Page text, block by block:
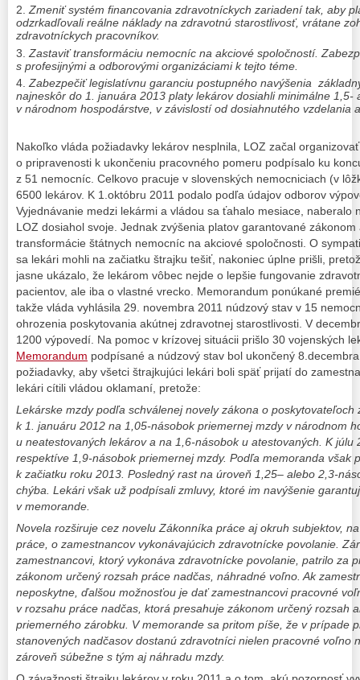
Zmeniť systém financovania zdravotníckych zariadení tak, aby
odzrkadľovali reálne náklady na zdravotnú starostlivosť, vrátane
zdravotníckych pracovníkov.
Zastaviť transformáciu nemocníc na akciové spoločností.
s profesijnými a odborovými organizáciami k tejto téme.
Zabezpečiť legislatívnu garanciu postupného navýšenia
najneskôr do 1. januára 2013 platy lekárov dosiahli minimálne 1,5-
v národnom hospodárstve, v závislostí od dosiahnutého vzdelania
Nakoľko vláda požiadavky lekárov nesplnila, LOZ začal
o pripravenosti k ukončeniu pracovného pomeru podpísalo ku
z 51 nemocníc. Celkovo pracuje v slovenských nemocniciach (v
6500 lekárov. K 1.októbru 2011 podalo podľa údajov odborov
Vyjednávanie medzi lekármi a vládou sa ťahalo mesiace, naberalo
LOZ dosiahol svoje. Jednak zvýšenia platov garantované
transformácie štátnych nemocníc na akciové spoločnosti. O
sa lekári mohli na začiatku štrajku tešiť, nakoniec úplne prišli,
jasne ukázalo, že lekárom vôbec nejde o lepšie fungovanie
pacientov, ale iba o vlastné vrecko. Memorandum ponúkané
takže vláda vyhlásila 29. novembra 2011 núdzový stav v 15
ohrozenia poskytovania akútnej zdravotnej starostlivosti. V
1200 výpovedí. Na pomoc v krízovej situácii prišlo 30 vojenských
Memorandum podpísané a núdzový stav bol ukončený
požiadavky, aby všetci štrajkujúci lekári boli späť prijatí do
lekári cítili vládou oklamaní, pretože:
Lekárske mzdy podľa schválenej novely zákona o poskytovateľoch
k 1. januáru 2012 na 1,05-násobok priemernej mzdy v národnom
u neatestovaných lekárov a na 1,6-násobok u atestovaných. K júlu
respektíve 1,9-násobok priemernej mzdy. Podľa memoranda však
k začiatku roku 2013. Posledný rast na úroveň 1,25– alebo 2,3-
chýba. Lekári však už podpísali zmluvy, ktoré im navýšenie
v memorande.
Novela rozširuje cez novelu Zákonníka práce aj okruh subjektov,
práce, o zamestnancov vykonávajúcich zdravotnícke povolanie.
zamestnancovi, ktorý vykonáva zdravotnícke povolanie, patrilo za
zákonom určený rozsah práce nadčas, náhradné voľno. Ak
neposkytne, ďalšou možnosťou je dať zamestnancovi pracovné
v rozsahu práce nadčas, ktorá presahuje zákonom určený rozsah
priemerného zárobku. V memorande sa pritom píše, že v prípade
stanovených nadčasov dostanú zdravotníci nielen pracovné voľno
zároveň súbežne s tým aj náhradu mzdy.